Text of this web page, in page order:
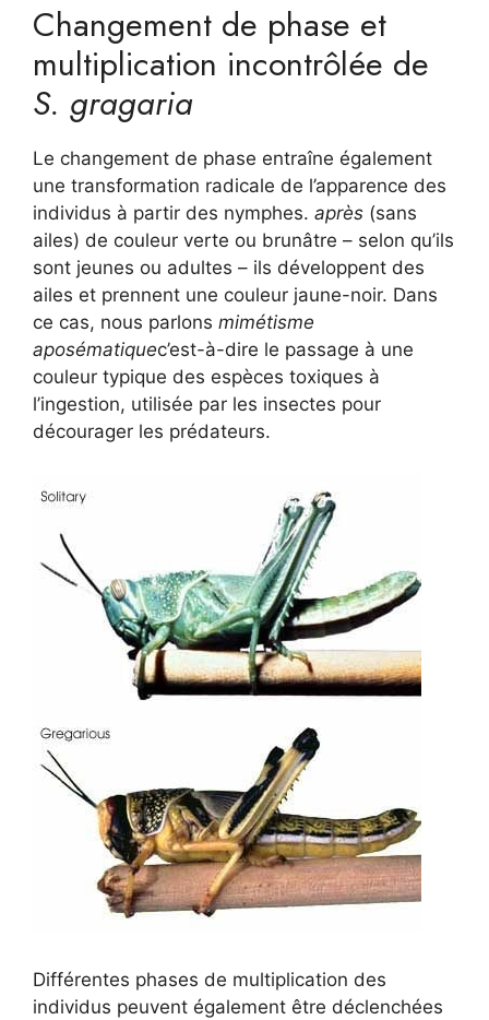
Changement de phase et
multiplication incontrôlée de
S. gragaria
Le changement de phase entraîne également
une transformation radicale de l’apparence des
individus à partir des nymphes. après (sans
ailes) de couleur verte ou brunâtre – selon qu’ils
sont jeunes ou adultes – ils développent des
ailes et prennent une couleur jaune-noir. Dans
ce cas, nous parlons mimétisme
aposématiquec’est-à-dire le passage à une
couleur typique des espèces toxiques à
l’ingestion, utilisée par les insectes pour
décourager les prédateurs.
Différentes phases de multiplication des
individus peuvent également être déclenchées